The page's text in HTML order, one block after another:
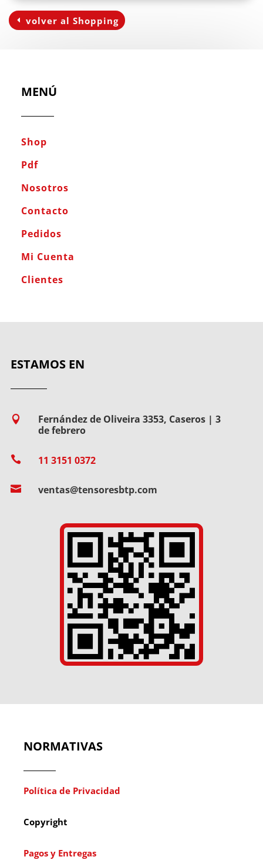
volver al Shopping
MENÚ
Shop
Pdf
Nosotros
Contacto
Pedidos
Mi Cuenta
Clientes
ESTAMOS EN

Fernández de Oliveira 3353, Caseros | 3
de febrero
 11 3151 0372
 ventas@tensoresbtp.com
NORMATIVAS
Política de Privacidad
Copyright
Pagos y Entregas